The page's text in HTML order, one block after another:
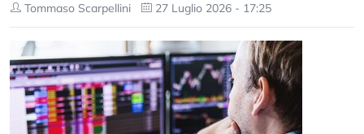
Tommaso Scarpellini 27 Luglio 2026 - 17:25